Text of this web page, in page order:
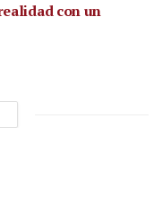
con un